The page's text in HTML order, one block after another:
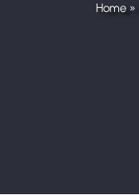
Home »